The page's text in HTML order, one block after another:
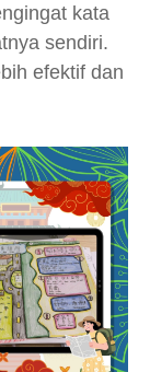
kata
sendiri.
efektif dan